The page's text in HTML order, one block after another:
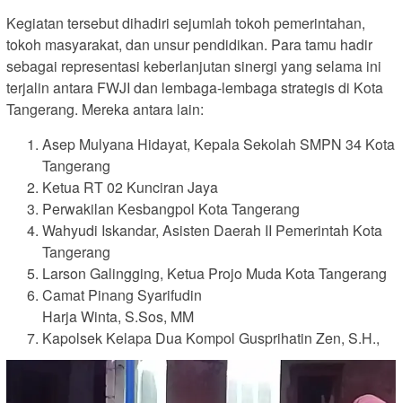
Kegiatan tersebut dihadiri sejumlah tokoh pemerintahan,
tokoh masyarakat, dan unsur pendidikan. Para tamu hadir
sebagai representasi keberlanjutan sinergi yang selama ini
terjalin antara FWJI dan lembaga-lembaga strategis di Kota
Tangerang. Mereka antara lain:
Asep Mulyana Hidayat, Kepala Sekolah SMPN 34 Kota
Tangerang
Ketua RT 02 Kunciran Jaya
Perwakilan Kesbangpol Kota Tangerang
Wahyudi Iskandar, Asisten Daerah II Pemerintah Kota
Tangerang
Larson Galingging, Ketua Projo Muda Kota Tangerang
Camat Pinang Syarifudin
Harja Winta, S.Sos, MM
Kapolsek Kelapa Dua Kompol Gusprihatin Zen, S.H.,